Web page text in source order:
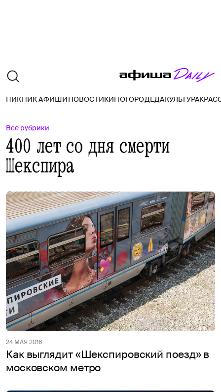
ПИКНИК АФИШИНОВОСТИКИНОГОРОДЕДАКУЛЬТУРА
Все рубрики
400 лет со дня смерти
Шекспира
24 МАЯ 2016
Как выглядит «Шекспировский поезд» в
московском метро